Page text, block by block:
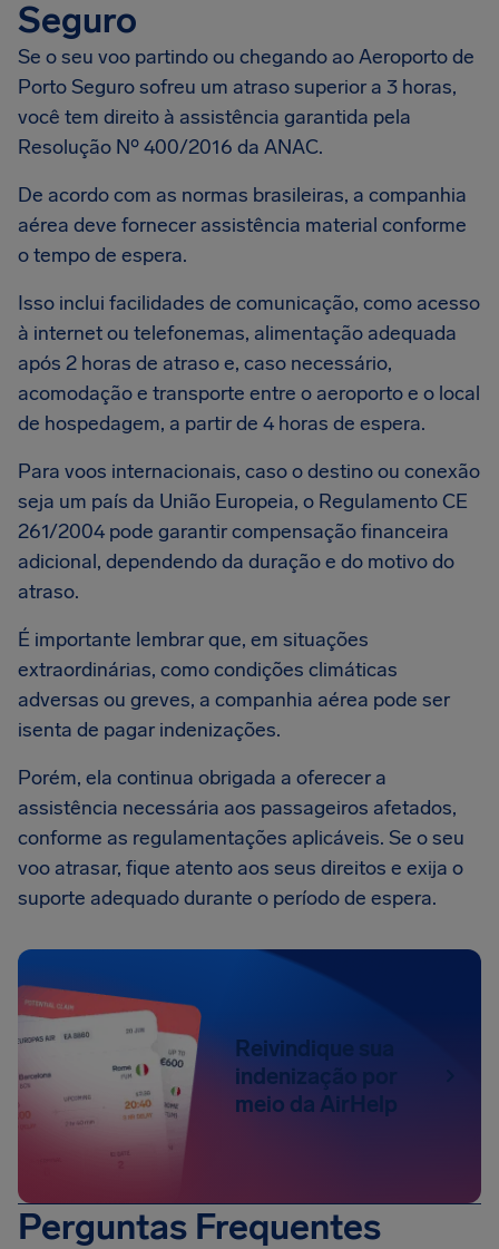
Seguro
Se o seu voo partindo ou chegando ao Aeroporto de
Porto Seguro sofreu um atraso superior a 3 horas,
você tem direito à assistência garantida pela
Resolução Nº 400/2016 da ANAC.
De acordo com as normas brasileiras, a companhia
aérea deve fornecer assistência material conforme
o tempo de espera.
Isso inclui facilidades de comunicação, como acesso
à internet ou telefonemas, alimentação adequada
após 2 horas de atraso e, caso necessário,
acomodação e transporte entre o aeroporto e o local
de hospedagem, a partir de 4 horas de espera.
Para voos internacionais, caso o destino ou conexão
seja um país da União Europeia, o Regulamento CE
261/2004 pode garantir compensação financeira
adicional, dependendo da duração e do motivo do
atraso.
É importante lembrar que, em situações
extraordinárias, como condições climáticas
adversas ou greves, a companhia aérea pode ser
isenta de pagar indenizações.
Porém, ela continua obrigada a oferecer a
assistência necessária aos passageiros afetados,
conforme as regulamentações aplicáveis. Se o seu
voo atrasar, fique atento aos seus direitos e exija o
suporte adequado durante o período de espera.
Reivindique sua
indenização por
meio da AirHelp
Perguntas Frequentes